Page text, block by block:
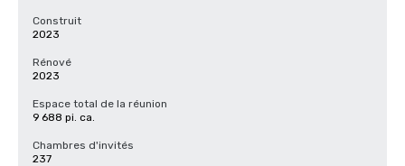
Construit
2023
Rénové
2023
Espace total de la réunion
9 688 pi. ca.
Chambres d'invités
237